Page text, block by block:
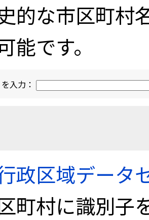
的な市区町村
能です。
入力：
政区域データ
町村に識別子